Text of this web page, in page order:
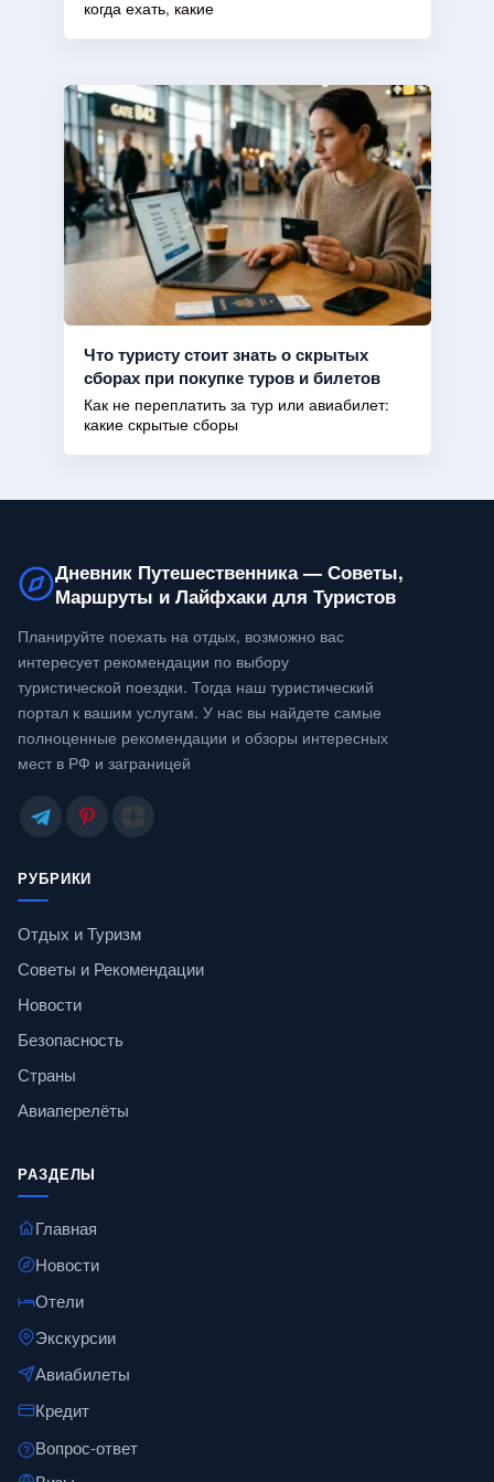
когда ехать, какие
Что туристу стоит знать о скрытых
сборах при покупке туров и билетов
Как не переплатить за тур или авиабилет:
какие скрытые сборы
Дневник Путешественника — Советы,
Маршруты и Лайфхаки для Туристов
Планируйте поехать на отдых, возможно вас
интересует рекомендации по выбору
туристической поездки. Тогда наш туристический
портал к вашим услугам. У нас вы найдете самые
полноценные рекомендации и обзоры интересных
мест в РФ и заграницей
РУБРИКИ
Отдых и Туризм
Советы и Рекомендации
Новости
Безопасность
Страны
Авиаперелёты
РАЗДЕЛЫ
Главная
Новости
Отели
Экскурсии
Авиабилеты
Кредит
Вопрос-ответ